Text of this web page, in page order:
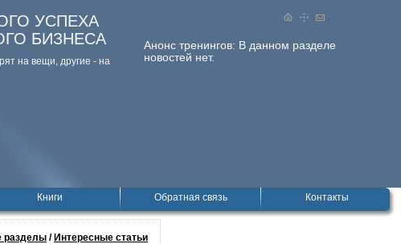
Анонс тренингов: В данном разделе
новостей нет.
УСПЕХА
БИЗНЕСА
на вещи, дpугие - на
Книги Обратная связь Контакты
разделы / Интересные статьи